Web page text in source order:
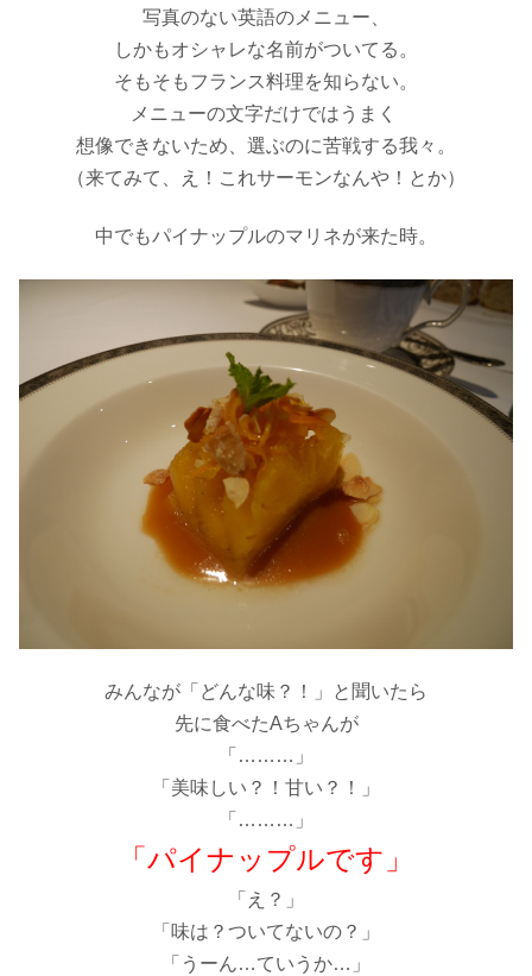
写真のない英語のメニュー、
しかもオシャレな名前がついてる。
そもそもフランス料理を知らない。
メニューの文字だけではうまく
想像できないため、選ぶのに苦戦する我々。
（来てみて、え！これサーモンなんや！とか）
中でもパイナップルのマリネが来た時。
みんなが「どんな味？！」と聞いたら
先に食べたAちゃんが
「………」
「美味しい？！甘い？！」
「………」
「パイナップルです」
「え？」
「味は？ついてないの？」
「うーん…ていうか…」